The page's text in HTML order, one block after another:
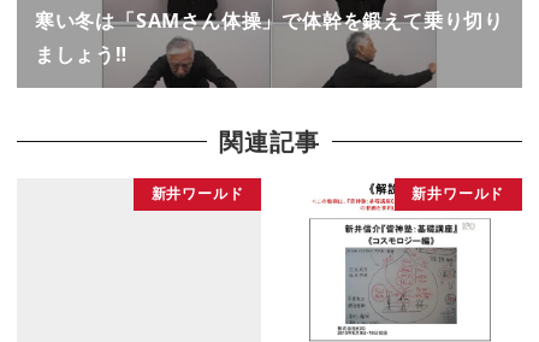
寒い冬は「SAMさん体操」で体幹を鍛えて乗り切り
ましょう‼
関連記事
新井ワールド 新井ワールド